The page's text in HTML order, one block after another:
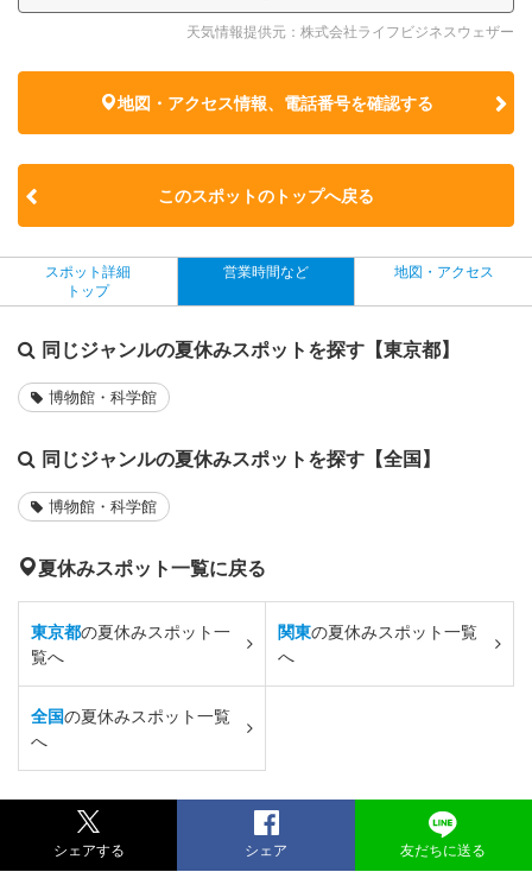
天気情報提供元：株式会社ライフビジネスウェザー
地図・アクセス情報、電話番号を確認する
このスポットのトップへ戻る
スポット詳細
トップ
営業時間など 地図・アクセス
同じジャンルの夏休みスポットを探す【東京都】
博物館・科学館
同じジャンルの夏休みスポットを探す【全国】
博物館・科学館
夏休みスポット一覧に戻る
東京都の夏休みスポット一
覧へ
関東の夏休みスポット一覧
へ
全国の夏休みスポット一覧
へ
シェアする シェア 友だちに送る